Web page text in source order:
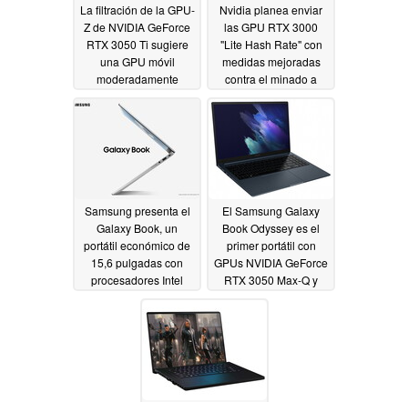
La filtración de la GPU-
Z de NVIDIA GeForce
RTX 3050 Ti sugiere
una GPU móvil
moderadamente
núcleos de amperios y
un boost clock de 1,5
GHz05/04/2021
Nvidia planea enviar
las GPU RTX 3000
"Lite Hash Rate" con
medidas mejoradas
contra el minado a
04/29/2021
Samsung presenta el
Galaxy Book, un
portátil económico de
15,6 pulgadas con
procesadores Intel
NVIDIA GeForce
MX450 opcional
04/29/2021
El Samsung Galaxy
Book Odyssey es el
primer portátil con
GPUs NVIDIA GeForce
RTX 3050 Max-Q y